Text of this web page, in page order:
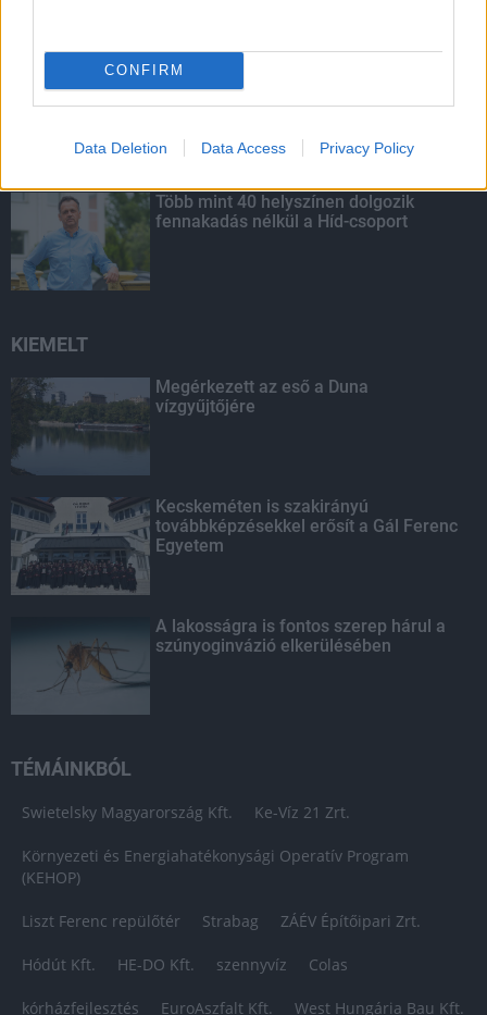
CONFIRM
Data Deletion Data Access Privacy Policy
Budapest-Pécs, Budapest-Szolnok:
gyorsabb és biztonságosabb lett a vasút
Több mint 40 helyszínen dolgozik
fennakadás nélkül a Híd-csoport
KIEMELT
Megérkezett az eső a Duna
vízgyűjtőjére
Kecskeméten is szakirányú
továbbképzésekkel erősít a Gál Ferenc
Egyetem
A lakosságra is fontos szerep hárul a
szúnyoginvázió elkerülésében
TÉMÁINKBÓL
Swietelsky Magyarország Kft. Ke-Víz 21 Zrt.
Környezeti és Energiahatékonysági Operatív Program
(KEHOP)
Liszt Ferenc repülőtér Strabag ZÁÉV Építőipari Zrt.
Hódút Kft. HE-DO Kft. szennyvíz Colas
kórházfejlesztés EuroAszfalt Kft. West Hungária Bau Kft.